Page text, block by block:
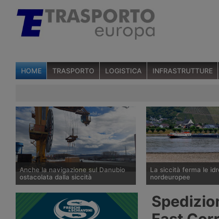
HOME TRASPORTO LOGISTICA INFRASTRUTTURE
Anche la navigazione sul Danubio
ostacolata dalla siccità
La portata del Danubio è scesa ai
minimi dal 1996 tra Romania,
Ungheria e Serbia, bloccando la
La siccità ferma le
nordeuropee
eguagliato il minimo
dell’ottobre 2018 e